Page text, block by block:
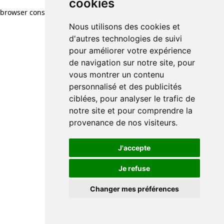
cookies
Nous utilisons des cookies et
d'autres technologies de suivi
pour améliorer votre expérience
de navigation sur notre site, pour
vous montrer un contenu
personnalisé et des publicités
ciblées, pour analyser le trafic de
notre site et pour comprendre la
provenance de nos visiteurs.
J'accepte
Je refuse
Changer mes préférences
browser console for more information)